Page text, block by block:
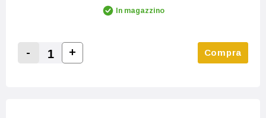
In magazzino
Decrease Quantity:
-
Increase Quantity:
+ Compra